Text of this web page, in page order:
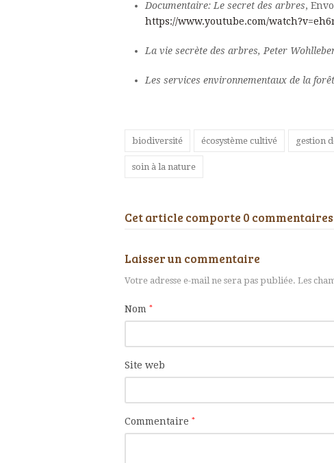
Documentaire: Le secret des arbres,
https://www.youtube.com/
La vie secrète des arbres, Peter
Les services environnementaux de la
biodiversité écosystème cultivé gestion
soin à la nature
Cet article comporte 0 commentaires
Laisser un commentaire
Votre adresse e-mail ne sera pas publiée. Les
Nom *
Site web
Commentaire *